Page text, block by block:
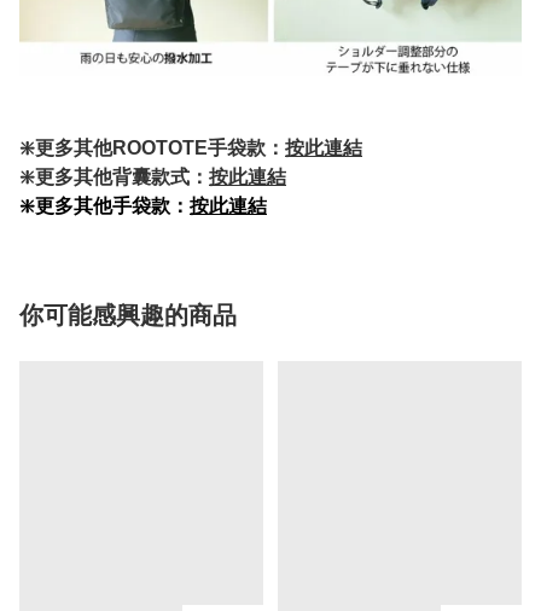
❇️更多其他ROOTOTE手袋款： 按此連結
❇️更多其他背囊款式： 按此連結
❇️更多其他手袋款： 按此連結
你可能感興趣的商品